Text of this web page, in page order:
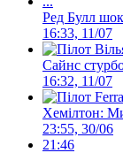
Ред Булл
16:33, 11/07
Сайнс
16:32, 11/07
Хемілтон:
23:55, 30/06
21:46